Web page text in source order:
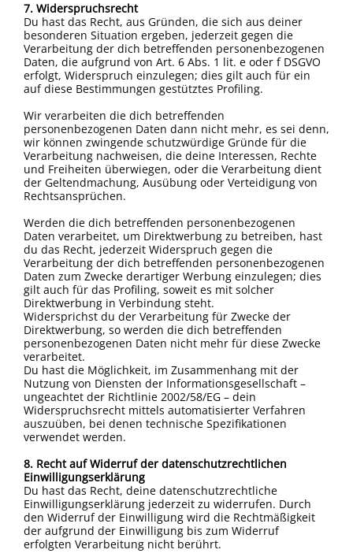
7. Widerspruchsrecht
Du hast das Recht, aus Gründen, die sich aus deiner
besonderen Situation ergeben, jederzeit gegen die
Verarbeitung der dich betreffenden personenbezogenen
Daten, die aufgrund von Art. 6 Abs. 1 lit. e oder f DSGVO
erfolgt, Widerspruch einzulegen; dies gilt auch für ein
auf diese Bestimmungen gestütztes Profiling.
Wir verarbeiten die dich betreffenden
personenbezogenen Daten dann nicht mehr, es sei denn,
wir können zwingende schutzwürdige Gründe für die
Verarbeitung nachweisen, die deine Interessen, Rechte
und Freiheiten überwiegen, oder die Verarbeitung dient
der Geltendmachung, Ausübung oder Verteidigung von
Rechtsansprüchen.
Werden die dich betreffenden personenbezogenen
Daten verarbeitet, um Direktwerbung zu betreiben, hast
du das Recht, jederzeit Widerspruch gegen die
Verarbeitung der dich betreffenden personenbezogenen
Daten zum Zwecke derartiger Werbung einzulegen; dies
gilt auch für das Profiling, soweit es mit solcher
Direktwerbung in Verbindung steht.
Widersprichst du der Verarbeitung für Zwecke der
Direktwerbung, so werden die dich betreffenden
personenbezogenen Daten nicht mehr für diese Zwecke
verarbeitet.
Du hast die Möglichkeit, im Zusammenhang mit der
Nutzung von Diensten der Informationsgesellschaft –
ungeachtet der Richtlinie 2002/58/EG – dein
Widerspruchsrecht mittels automatisierter Verfahren
auszuüben, bei denen technische Spezifikationen
verwendet werden.
8. Recht auf Widerruf der datenschutzrechtlichen
Einwilligungserklärung
Du hast das Recht, deine datenschutzrechtliche
Einwilligungserklärung jederzeit zu widerrufen. Durch
den Widerruf der Einwilligung wird die Rechtmäßigkeit
der aufgrund der Einwilligung bis zum Widerruf
erfolgten Verarbeitung nicht berührt.